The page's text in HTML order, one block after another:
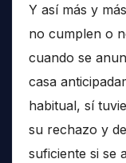
Y así más y
no cumplen o
cuando se
casa
habitual, sí
su rechazo y
suficiente si se